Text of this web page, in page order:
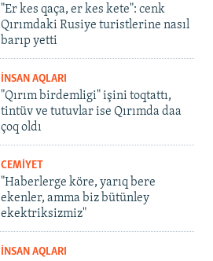
"Er kes qaça, er kes kete": cenk
Qırımdaki Rusiye turistlerine nasıl
barıp yetti
İNSAN AQLARI
"Qırım birdemligi" işini toqtattı,
tintüv ve tutuvlar ise Qırımda daa
çoq oldı
CEMİYET
"Haberlerge köre, yarıq bere
ekenler, amma biz bütünley
ekektriksizmiz"
İNSAN AQLARI